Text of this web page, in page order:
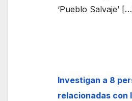
‘Pueblo Salvaje’
Investigan a 8
relacionadas con